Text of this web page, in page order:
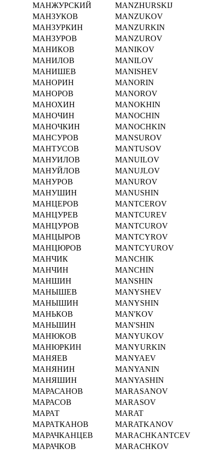
МАНЖУРСКИЙ
MANZHURSKIJ
МАНЗУКОВ
MANZUKOV
МАНЗУРКИН
MANZURKIN
МАНЗУРОВ
MANZUROV
МАНИКОВ
MANIKOV
МАНИЛОВ
MANILOV
МАНИШЕВ
MANISHEV
МАНОРИН
MANORIN
МАНОРОВ
MANOROV
МАНОХИН
MANOKHIN
МАНОЧИН
MANOCHIN
МАНОЧКИН
MANOCHKIN
МАНСУРОВ
MANSUROV
МАНТУСОВ
MANTUSOV
МАНУИЛОВ
MANUILOV
МАНУЙЛОВ
MANUJLOV
МАНУРОВ
MANUROV
МАНУШИН
MANUSHIN
МАНЦЕРОВ
MANTCEROV
МАНЦУРЕВ
MANTCUREV
МАНЦУРОВ
MANTCUROV
МАНЦЫРОВ
MANTCYROV
МАНЦЮРОВ
MANTCYUROV
МАНЧИК
MANCHIK
МАНЧИН
MANCHIN
МАНШИН
MANSHIN
МАНЫШЕВ
MANYSHEV
МАНЫШИН
MANYSHIN
МАНЬКОВ
MAN'KOV
МАНЬШИН
MAN'SHIN
МАНЮКОВ
MANYUKOV
МАНЮРКИН
MANYURKIN
МАНЯЕВ
MANYAEV
МАНЯНИН
MANYANIN
МАНЯШИН
MANYASHIN
МАРАСАНОВ
MARASANOV
МАРАСОВ
MARASOV
МАРАТ
MARAT
МАРАТКАНОВ
MARATKANOV
МАРАЧКАНЦЕВ
MARACHKANTCEV
МАРАЧКОВ
MARACHKOV